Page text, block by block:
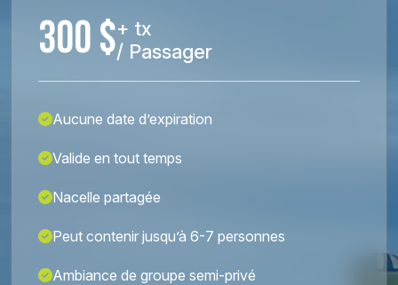
300 $+ tx
/ Passager
Aucune date d’expiration
Valide en tout temps
Nacelle partagée
Peut contenir jusqu’à 6-7 personnes
Ambiance de groupe semi-privé